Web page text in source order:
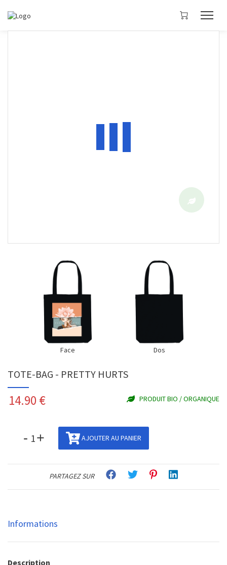
Face Dos
TOTE-BAG - PRETTY HURTS
14.90 € PRODUIT BIO / ORGANIQUE
- + AJOUTER AU PANIER
PARTAGEZ SUR
Informations
Description